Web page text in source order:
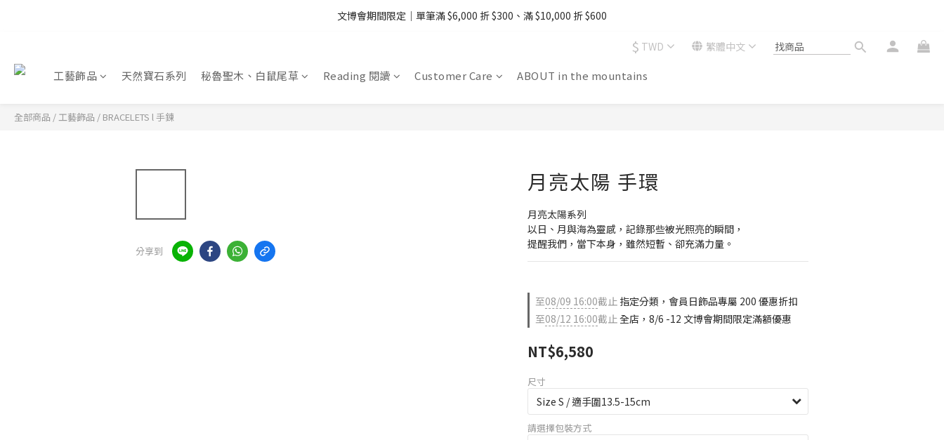
08/07 - 09  台灣下單即免運 ・港澳滿 USD99、新加坡滿 USD199 免運
文博會期間限定｜單筆滿 $6,000 折 $300、滿 $10,000 折 $600
$ TWD 繁體中文
工藝飾品 天然寶石系列 秘魯聖木、白鼠尾草 Reading 閱讀 Customer Care ABOUT in the mountains
全部商品 /工藝飾品 / BRACELETS l 手鍊
分享到
月亮太陽 手環
月亮太陽系列
以日、月與海為靈感，記錄那些被光照亮的瞬間，
提醒我們，當下本身，雖然短暫、卻充滿力量。
至08/09 16:00截止 指定分類，會員日飾品專屬 200 優惠折扣
至08/12 16:00截止全店，8/6 -12 文博會期間限定滿額優惠
NT$6,580
尺寸
請選擇包裝方式